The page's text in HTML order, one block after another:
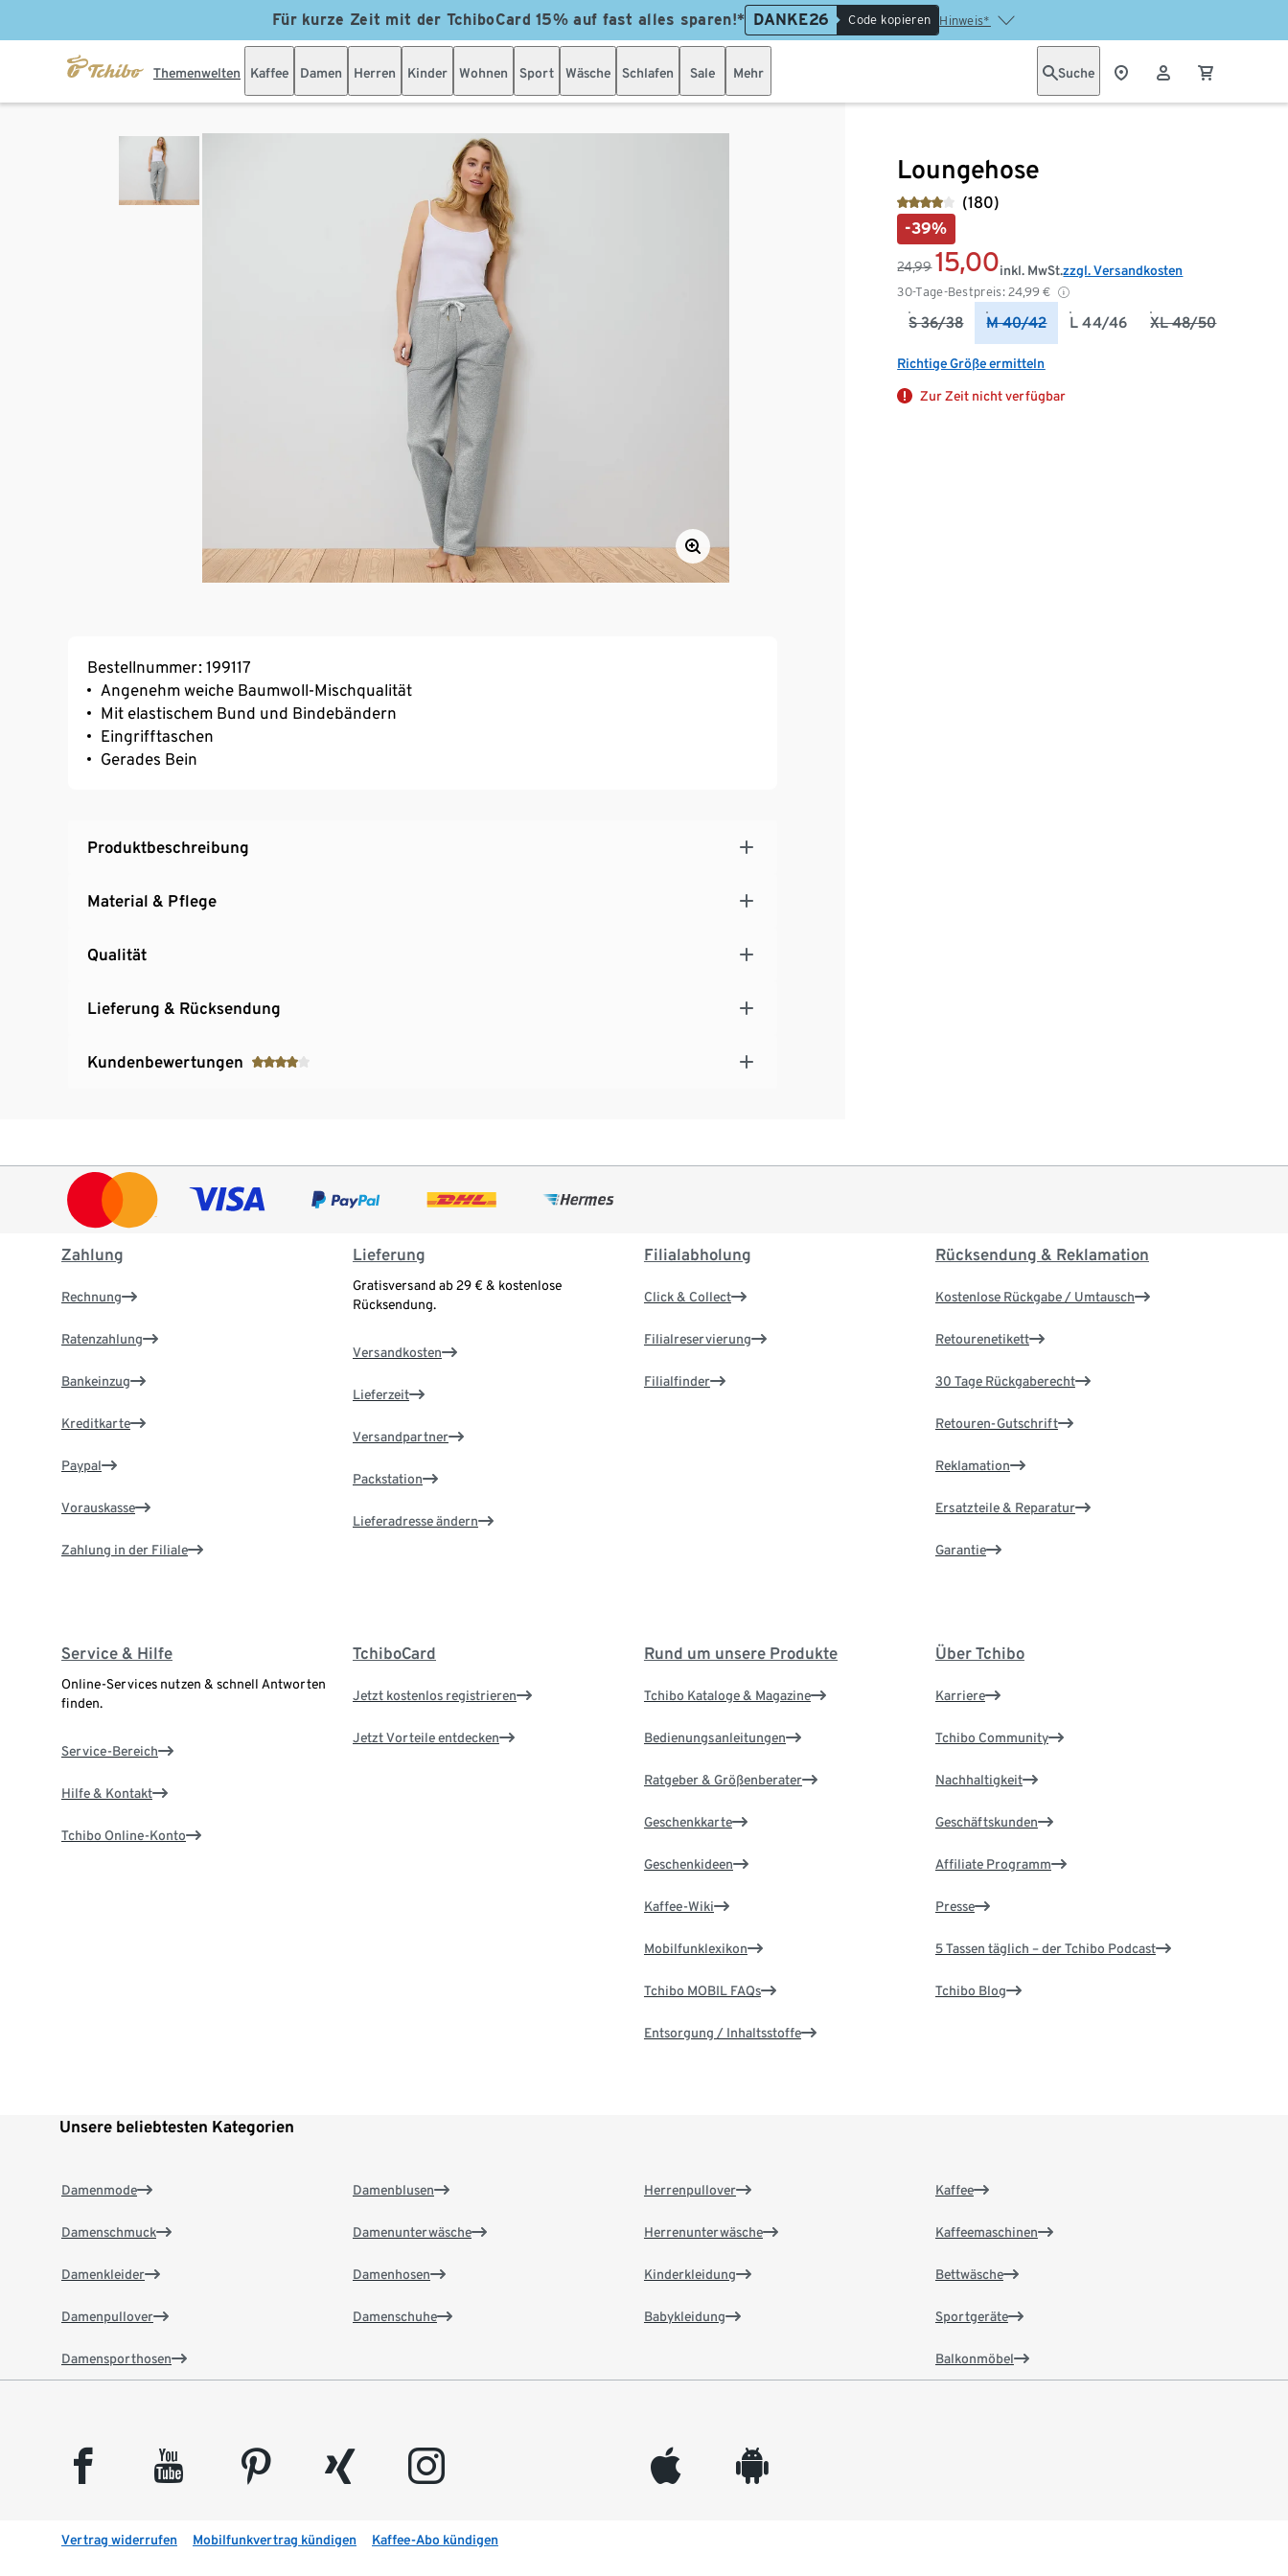
Für kurze Zeit mit der TchiboCard 15% auf fast alles sparen!* DANKE26 Code kopieren Hinweis*
Themenwelten Kaffee Damen Herren Kinder Wohnen Sport Wäsche Schlafen Sale Mehr Suche
Loungehose
(180)
-39%
24,99 15,00
30-Tage-Bestpreis: 24,99 €
inkl. MwSt.zzgl. Versandkosten
S 36/38 M 40/42 L 44/46 XL 48/50
Richtige Größe ermitteln
Zur Zeit nicht verfügbar
Bestellnummer: 199117
Angenehm weiche Baumwoll-Mischqualität
Mit elastischem Bund und Bindebändern
Eingrifftaschen
Gerades Bein
Produktbeschreibung
Material & Pflege
Qualität
Lieferung & Rücksendung
Kundenbewertungen
Zahlung
Rechnung
Ratenzahlung
Bankeinzug
Kreditkarte
Paypal
Vorauskasse
Zahlung in der Filiale
Lieferung
Gratisversand ab 29 € & kostenlose
Rücksendung.
Versandkosten
Lieferzeit
Versandpartner
Packstation
Lieferadresse ändern
Filialabholung
Click & Collect
Filialreservierung
Filialfinder
Rücksendung & Reklamation
Kostenlose Rückgabe / Umtausch
Retourenetikett
30 Tage Rückgaberecht
Retouren-Gutschrift
Reklamation
Ersatzteile & Reparatur
Garantie
Service & Hilfe
Online-Services nutzen & schnell Antworten
finden.
Service-Bereich
Hilfe & Kontakt
Tchibo Online-Konto
TchiboCard
Jetzt kostenlos registrieren
Jetzt Vorteile entdecken
Rund um unsere Produkte
Tchibo Kataloge & Magazine
Bedienungsanleitungen
Ratgeber & Größenberater
Geschenkkarte
Geschenkideen
Kaffee-Wiki
Mobilfunklexikon
Tchibo MOBIL FAQs
Entsorgung / Inhaltsstoffe
Über Tchibo
Karriere
Tchibo Community
Nachhaltigkeit
Geschäftskunden
Affiliate Programm
Presse
5 Tassen täglich – der Tchibo Podcast
Tchibo Blog
Unsere beliebtesten Kategorien
Damenmode
Damenschmuck
Damenkleider
Damenpullover
Damensporthosen
Damenblusen
Damenunterwäsche
Damenhosen
Damenschuhe
Herrenpullover
Herrenunterwäsche
Kinderkleidung
Babykleidung
Kaffee
Kaffeemaschinen
Bettwäsche
Sportgeräte
Balkonmöbel
facebook youtube pinterest xing instagram appleinc android
Vertrag widerrufen Mobilfunkvertrag kündigen Kaffee-Abo kündigen